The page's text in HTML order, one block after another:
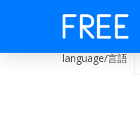
language/言語